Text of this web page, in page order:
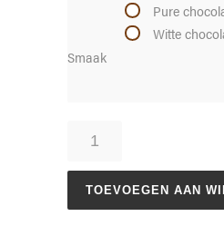
Smaak
Pure
Witte
gevuld
groot
aantal
TOEVOEGEN AAN